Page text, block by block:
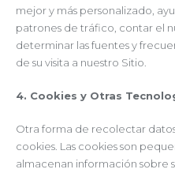
mejor y más personalizado,
patrones de tráfico, contar el
determinar las fuentes y
de su visita a nuestro Sitio.
4. Cookies y Otras
Otra forma de recolectar
cookies. Las cookies son
almacenan información sobre